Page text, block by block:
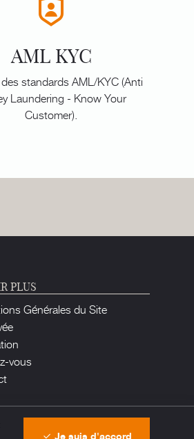
AML KYC
standards AML/KYC (Anti
Laundering - Know Your
Customer).
PLUS
Générales du Site
vous